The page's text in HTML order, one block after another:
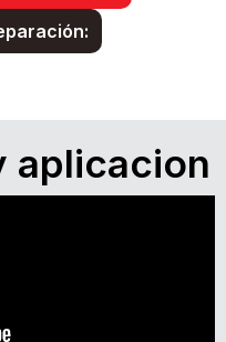
aplicacion